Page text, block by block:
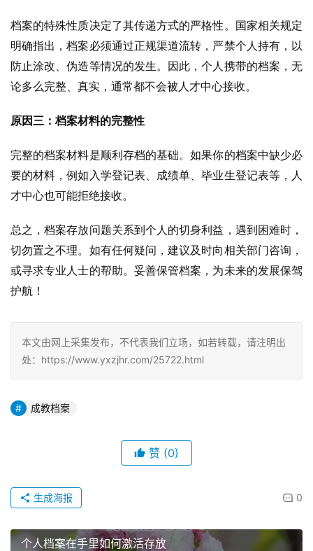
档案的特殊性质决定了其传递方式的严格性。国家相关规定
明确指出，档案必须通过正规渠道流转，严禁个人持有，以
防止涂改、伪造等情况的发生。因此，个人携带的档案，无
论多么完整、真实，通常都不会被人才中心接收。
原因三：档案材料的完整性
完整的档案材料是顺利存档的基础。如果你的档案中缺少必
要的材料，例如入学登记表、成绩单、毕业生登记表等，人
才中心也可能拒绝接收。
总之，档案存放问题关系到个人的切身利益，遇到困难时，
切勿置之不理。如有任何疑问，建议及时向相关部门咨询，
或寻求专业人士的帮助。妥善保管档案，为未来的发展保驾
护航！
本文由网上采集发布，不代表我们立场，如若转载，请注明出
处：https://www.yxzjhr.com/25722.html
成教档案
赞 (0)
0
生成海报
个人档案在手里如何激活存放